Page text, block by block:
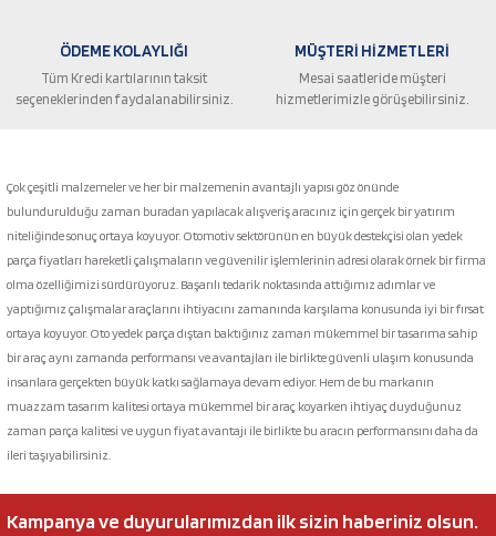
Gönder
ÖDEME KOLAYLIĞI
Tüm Kredi kartılarının taksit
seçeneklerinden faydalanabilirsiniz.
MÜŞTERİ HİZMETLERİ
Mesai saatleride müşteri
hizmetlerimizle görüşebilirsiniz.
Çok çeşitli malzemeler ve her bir malzemenin avantajlı yapısı göz önünde
bulundurulduğu zaman buradan yapılacak alışveriş aracınız için gerçek bir yatırım
niteliğinde sonuç ortaya koyuyor. Otomotiv sektörünün en büyük destekçisi olan yedek
parça fiyatları hareketli çalışmaların ve güvenilir işlemlerinin adresi olarak örnek bir firma
olma özelliğimizi sürdürüyoruz. Başarılı tedarik noktasında attığımız adımlar ve
yaptığımız çalışmalar araçlarını ihtiyacını zamanında karşılama konusunda iyi bir fırsat
ortaya koyuyor. Oto yedek parça dıştan baktığınız zaman mükemmel bir tasarıma sahip
bir araç aynı zamanda performansı ve avantajları ile birlikte güvenli ulaşım konusunda
insanlara gerçekten büyük katkı sağlamaya devam ediyor. Hem de bu markanın
muazzam tasarım kalitesi ortaya mükemmel bir araç koyarken ihtiyaç duyduğunuz
zaman parça kalitesi ve uygun fiyat avantajı ile birlikte bu aracın performansını daha da
ileri taşıyabilirsiniz.
Kampanya ve duyurularımızdan ilk sizin haberiniz olsun.